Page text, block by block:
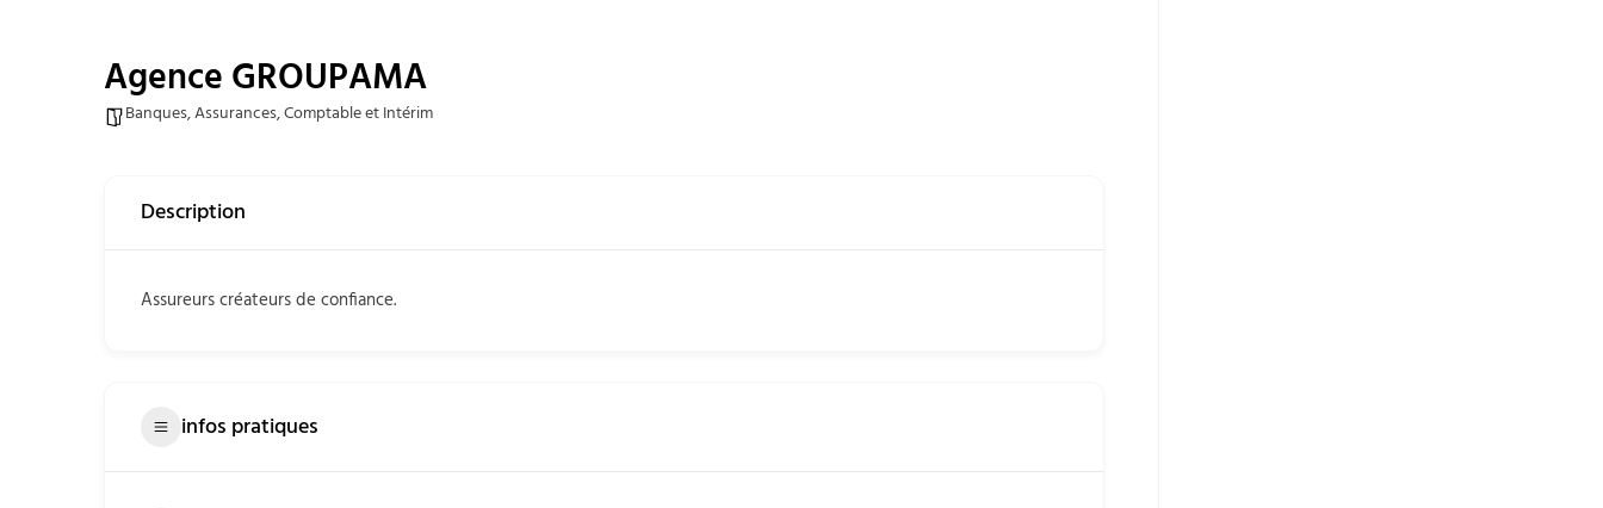
Agence GROUPAMA
Banques, Assurances, Comptable et Intérim
Description
Assureurs créateurs de confiance.
infos pratiques